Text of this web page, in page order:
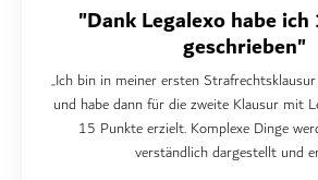
"Dank Legalexo habe
geschrieben"
„Ich bin in meiner ersten
und habe dann für die zweite Klausur mit
15 Punkte erzielt. Komplexe Dinge
verständlich dargestellt und